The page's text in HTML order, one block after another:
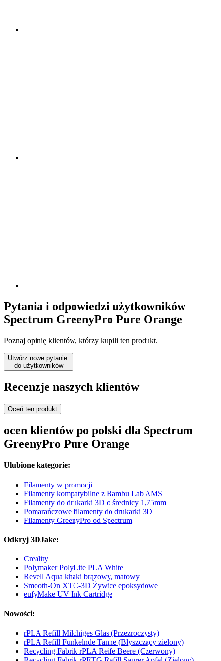
Pytania i odpowiedzi użytkowników
Spectrum GreenyPro Pure Orange
Poznaj opinię klientów, którzy kupili ten produkt.
Utwórz nowe pytanie
do użytkowników
Recenzje naszych klientów
Oceń ten produkt
ocen klientów po polski dla Spectrum
GreenyPro Pure Orange
Ulubione kategorie:
Filamenty w promocji
Filamenty kompatybilne z Bambu Lab AMS
Filamenty do drukarki 3D o średnicy 1,75mm
Pomarańczowe filamenty do drukarki 3D
Filamenty GreenyPro od Spectrum
Odkryj 3DJake:
Creality
Polymaker PolyLite PLA White
Revell Aqua khaki brązowy, matowy
Smooth-On XTC-3D Żywice epoksydowe
eufyMake UV Ink Cartridge
Nowości:
rPLA Refill Milchiges Glas (Przezroczysty)
rPLA Refill Funkelnde Tanne (Błyszczący zielony)
Recycling Fabrik rPLA Reife Beere (Czerwony)